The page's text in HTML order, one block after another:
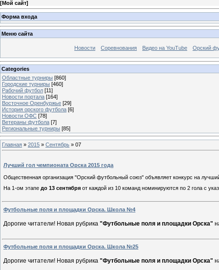
[Мой сайт]
Форма входа
Меню сайта
Новости Соревнования Видео на YouTube Орский
Categories
Областные турниры [860]
Городские турниры [460]
Рабочий футбол [11]
Новости портала [164]
Восточное Оренбуржье [29]
История орского футбола [6]
Новости ОФС [78]
Ветераны футбола [7]
Региональные турниры [85]
Главная » 2015 » Сентябрь » 07
Лучший гол чемпионата Орска 2015 года
Общественная организация "Орский футбольный союз" объявляет конкурс на
На 1-ом этапе до 13 сентября от каждой из 10 команд номинируются по 2 гола с
Футбольные поля и площадки Орска. Школа №4
Дорогие читатели! Новая рубрика "Футбольные поля и площадки Орска"
Футбольные поля и площадки Орска. Школа №25
Дорогие читатели! Новая рубрика "Футбольные поля и площадки Орска"